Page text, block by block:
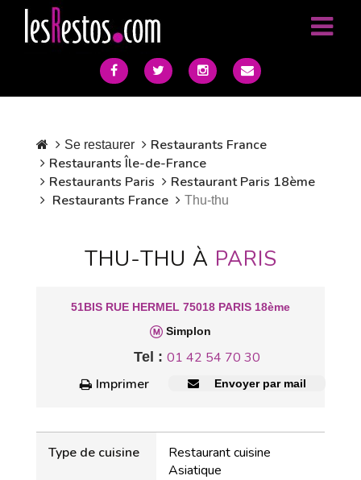
Se restaurer
Restaurants France
Restaurants Île-de-France
Restaurants Paris
Restaurant Paris 18ème
Restaurants France
Thu-thu
THU-THU À PARIS
51BIS RUE HERMEL 75018 PARIS 18ème
Simplon
Tel : 01 42 54 70 30
Imprimer
Envoyer par mail
Type de cuisine
Restaurant cuisine
Asiatique